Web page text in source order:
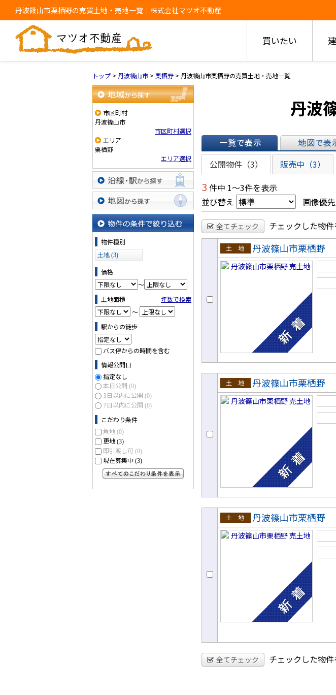
丹波篠山市栗栖野の売買土地・売地一覧｜株式会社マツオ不動産
買いたい
トップ > 丹波篠山市 > 栗栖野 > 丹波篠山市栗栖野の売買土地・売地一覧
地域から探す
市区町村
丹波篠山市
市区町村選択
エリア
栗栖野
エリア選択
沿線・駅から探す
地図から探す
物件の条件で絞り込む
物件種別
土地 (3)
価格
～
土地面積
坪数で検索
～
駅からの徒歩
バス停からの時間を含む
情報公開日
指定なし
本日公開 (0)
3日以内に公開 (0)
7日以内に公開 (0)
こだわり条件
角地 (0)
更地 (3)
即引渡し可 (0)
現在募集中 (3)
丹波
一覧で表示 地図で表示
公開物件（3） 販売中（3）
3 件中 1～3件を表示
並び替え
画像優
全てチェック チェックした物
売土地
丹波篠山市栗栖野
売土地
丹波篠山市栗栖野
売土地
丹波篠山市栗栖野
全てチェック チェックした物